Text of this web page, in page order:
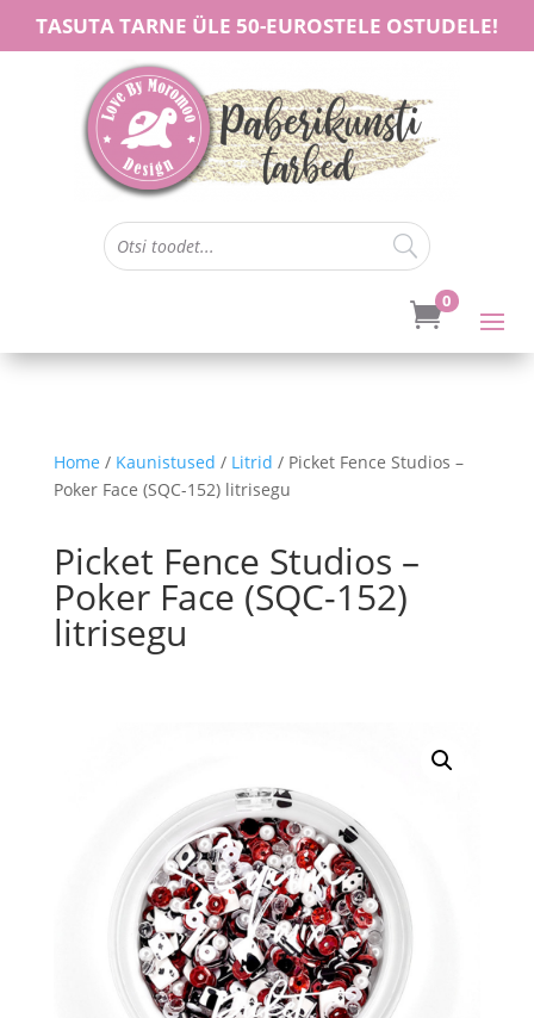
TASUTA TARNE ÜLE 50-EUROSTELE OSTUDELE!
0
Home / Kaunistused / Litrid / Picket Fence Studios –
Poker Face (SQC-152) litrisegu
Picket Fence Studios –
Poker Face (SQC-152)
litrisegu